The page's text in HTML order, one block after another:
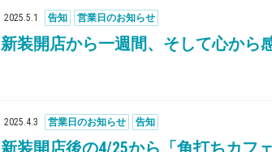
2025.5.1 告知 営業日のお知らせ
新装開店から一週間、そして心から
2025.4.3 営業日のお知らせ 告知
新装開店後の4/25から「角打ちカフ